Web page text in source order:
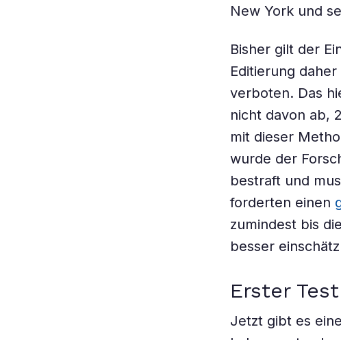
New York und
Bisher gilt der
Editierung
verboten. Das
nicht davon ab,
mit dieser
wurde der
bestraft und
forderten einen
zumindest bis
besser
Erster
Jetzt gibt es